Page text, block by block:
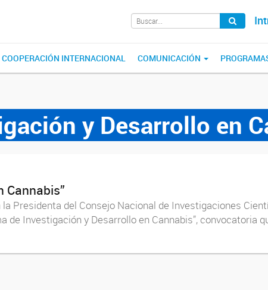
COOPERACIÓN INTERNACIONAL COMUNICACIÓN
y Desarrollo en
Cannabis”
Presidenta del Consejo Nacional de Investigaciones
de Investigación y Desarrollo en Cannabis”, convocatoria